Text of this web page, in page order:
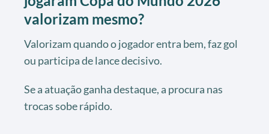
valorizam mesmo?
Valorizam quando o jogador entra bem, faz gol
ou participa de lance decisivo.
Se a atuação ganha destaque, a procura nas
trocas sobe rápido.